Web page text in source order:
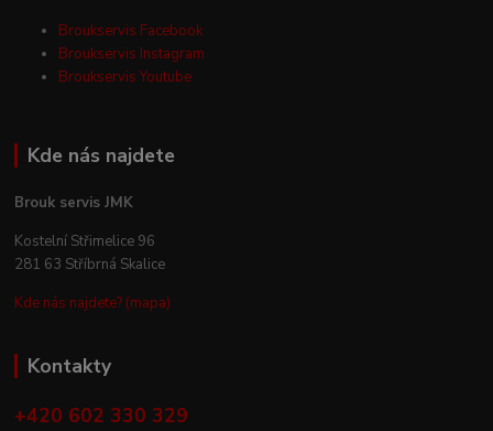
Broukservis Facebook
Broukservis Instagram
Broukservis Youtube
Kde nás najdete
Brouk servis JMK
Kostelní Střimelice 96
281 63 Stříbrná Skalice
Kde nás najdete? (mapa)
Kontakty
+420 602 330 329